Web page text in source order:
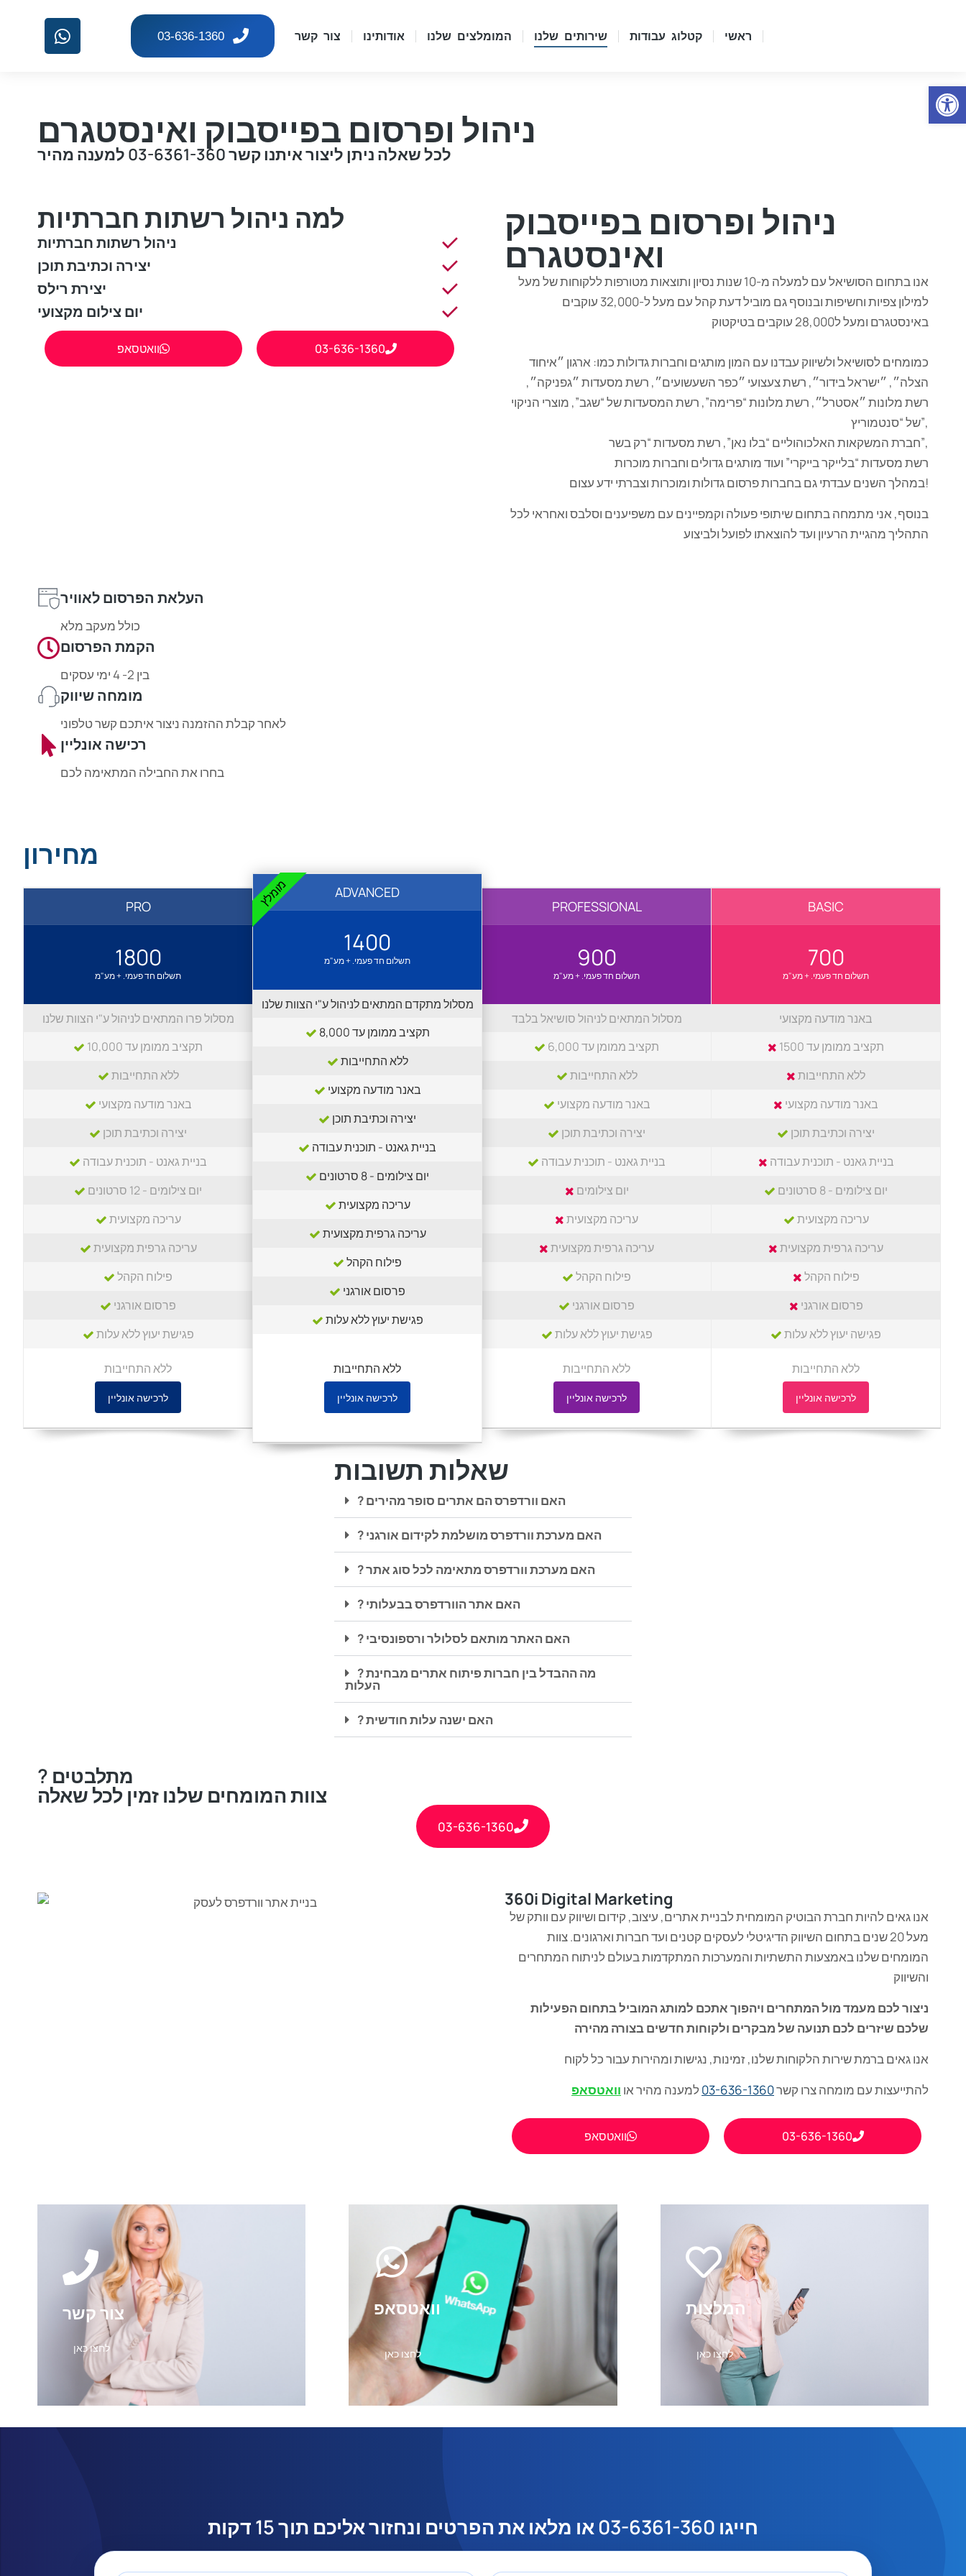
03-636-1360 צור קשר אודותינו המומלצים שלנו שירותים שלנו קטלוג עבודות ראשי
ניהול ופרסום בפייסבוק ואינסטגרם
לכל שאלה ניתן ליצור איתנו קשר 03-6361-360 למענה מהיר
למה ניהול רשתות חברתיות
ניהול רשתות חברתיות
יצירה וכתיבת תוכן
יצירת רילס
יום צילום מקצועי
וואטסאפ 03-636-1360
ניהול ופרסום בפייסבוק
ואינסטגרם
אנו בתחום הסושיאל עם למעלה מ-10 שנות נסיון ותוצאות מטורפות ללקוחות של מעל
למילון צפיות וחשיפות ובנוסף גם מוביל דעת קהל עם מעל ל-32,000 עוקבים
באינסטגרם ומעל ל28,000 עוקבים בטיקטוק
כמומחים לסושיאל ולשיווק עבדנו עם המון מותגים וחברות גדולות כמו: ארגון ״איחוד
הצלה״, ״ישראל בידור״, רשת צעצועי ״כפר השעשועים״, רשת מסעדות ״גפניקה״,
רשת מלונות ״אסטרל״, רשת מלונות “פרימה”, רשת המסעדות של “שגב”, מוצרי הניקוי
של “סנטמוריץ”,
חברת המשקאות האלכוהוליים “בלו נאן”, רשת מסעדות “רק בשר”,
רשת מסעדות “בלייקר בייקרי” ועוד מותגים גדולים וחברות מוכרות
במהלך השנים עבדתי גם בחברות פרסום גדולות ומוכרות וצברתי ידע עצום!
בנוסף, אני מתמחה בתחום שיתופי פעולה וקמפיינים עם משפיענים וסלבס ואחראי לכל
התהליך מהגיית הרעיון ועד להוצאתו לפועל ולביצוע
העלאת הפרסום לאוויר
כולל מעקב מלא
הקמת הפרסום
בין 2- 4 ימי עסקים
מומחה שיווק
לאחר קבלת ההזמנה ניצור איתכם קשר טלפוני
רכישה אונליין
בחרו את החבילה המתאימה לכם
מחירון
PRO
1800
תשלום חד פעמי. + מע"מ
מסלול פרו המתאים לניהול ע"י הצוות שלנו
תקציב ממומן עד 10,000
ללא התחייבות
באנר מודעה מקצועי
יצירה וכתיבת תוכן
בניית גאנט - תוכנית עבודה
יום צילומים - 12 סרטונים
עריכה מקצועית
עריכה גרפית מקצועית
פילוח הקהל
פרסום אורגני
פגישת יעוץ ללא עלות
ללא התחייבות
לרכישה אונליין
מומלץ ADVANCED
1400
תשלום חד פעמי. + מע"מ
מסלול מתקדם המתאים לניהול ע"י הצוות שלנו
תקציב ממומן עד 8,000
ללא התחייבות
באנר מודעה מקצועי
יצירה וכתיבת תוכן
בניית גאנט - תוכנית עבודה
יום צילומים - 8 סרטונים
עריכה מקצועית
עריכה גרפית מקצועית
פילוח הקהל
פרסום אורגני
פגישת יעוץ ללא עלות
ללא התחייבות
לרכישה אונליין
PROFESSIONAL
900
תשלום חד פעמי. + מע"מ
מסלול המתאים לניהול סושיאל בלבד
תקציב ממומן עד 6,000
ללא התחייבות
באנר מודעה מקצועי
יצירה וכתיבת תוכן
בניית גאנט - תוכנית עבודה
יום צילומים
עריכה מקצועית
עריכה גרפית מקצועית
פילוח הקהל
פרסום אורגני
פגישת יעוץ ללא עלות
ללא התחייבות
לרכישה אונליין
BASIC
700
תשלום חד פעמי. + מע"מ
באנר מודעה מקצועי
תקציב ממומן עד 1500
ללא התחייבות
באנר מודעה מקצועי
יצירה וכתיבת תוכן
בניית גאנט - תוכנית עבודה
יום צילומים - 8 סרטונים
עריכה מקצועית
עריכה גרפית מקצועית
פילוח הקהל
פרסום אורגני
פגישה יעוץ ללא עלות
ללא התחייבות
לרכישה אונליין
שאלות תשובות
? האם וורדפרס הם אתרים סופר מהירים
? האם מערכת וורדפרס מושלמת לקידום אורגני
? האם מערכת וורדפרס מתאימה לכל סוג אתר
? האם אתר הוורדפרס בבעלותי
? האם האתר מותאם לסלולר ורספונסיבי
? מה ההבדל בין חברות פיתוח אתרים מבחינת
העלות
? האם ישנה עלות חודשית
? מתלבטים
צוות המומחים שלנו זמין לכל שאלה
03-636-1360
360i Digital Marketing
אנו גאים להיות חברת הבוטיק המומחית לבניית אתרים, עיצוב, קידום ושיווק עם וותק של
מעל 20 שנים בתחום השיווק הדיגיטלי לעסקים קטנים ועד חברות וארגונים. צוות
המומחים שלנו באמצעות התשתיות והמערכות המתקדמות בעולם לניתוח המתחרים
והשיווק
ניצור לכם מעמד מול המתחרים ויהפוך אתכם למותג המוביל בתחום הפעילות
שלכם שיזרים לכם תנועה של מבקרים ולקוחות חדשיםבצורה מהירה
אנו גאים ברמת שירות הלקוחות שלנו, זמינות, נגישות ומהירות עבור כל לקוח
להתייעצות עם מומחה צרו קשר03-636-1360 למענה מהיר או וואטסאפ
וואטסאפ 03-636-1360
צור קשר
לחצו כאן
וואטסאפ
לחצו כאן
המלצות
לחצו כאן
חייגו או מלאו את הפרטים ונחזור אליכם תוך 15 דקות